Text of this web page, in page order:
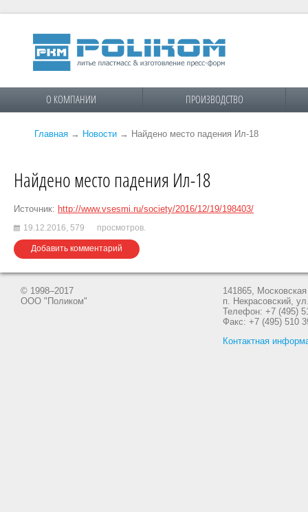
О КОМПАНИИ ПРОИЗВОДСТВО
Главная → Новости → Найдено место падения Ил-18
Найдено место падения Ил-18
Источник: http://www.vsesmi.ru/society/2016/12/19/198403/
19.12.2016, 579 просмотров.
Добавить комментарий
© 1998–2017
ООО "Поликом"
141865,
п. Некрасовский,
Телефон: +7 (495)
Факс: +7 (495) 510
Контактная